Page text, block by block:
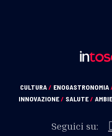
CULTURA/ ENOGASTRONOMIA
INNOVAZIONE/ SALUTE/
Seguici su: